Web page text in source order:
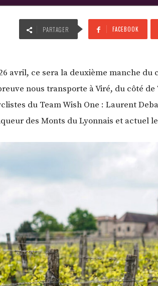
PARTAGER FACEBOOK
avril, ce sera la deuxième manche du
nous transporte à Viré, du côté
du Team Wish One : Laurent
des Monts du Lyonnais et actuel